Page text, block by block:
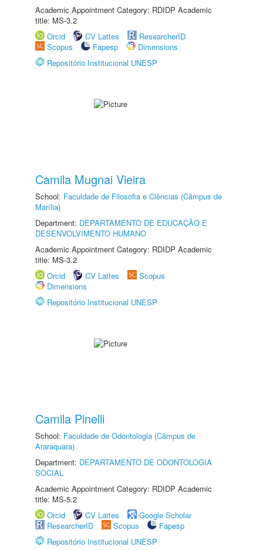
Academic Appointment Category: RDIDP Academic
title: MS-3.2
Orcid
CV Lattes
ResearcherID
Scopus
Fapesp
Dimensions
Repositório Institucional UNESP
Camila Mugnai Vieira
School: Faculdade de Filosofia e Ciências (Câmpus de
Marília)
Department: DEPARTAMENTO DE EDUCAÇÃO E
DESENVOLVIMENTO HUMANO
Academic Appointment Category: RDIDP Academic
title: MS-3.2
Orcid
CV Lattes
Scopus
Dimensions
Repositório Institucional UNESP
Camila Pinelli
School: Faculdade de Odontologia (Câmpus de
Araraquara)
Department: DEPARTAMENTO DE ODONTOLOGIA
SOCIAL
Academic Appointment Category: RDIDP Academic
title: MS-5.2
Orcid
CV Lattes
Google Scholar
ResearcherID
Scopus
Fapesp
Repositório Institucional UNESP